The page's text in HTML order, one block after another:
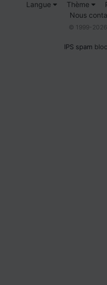
Langue Thème
Nous
© 1999-2026
IPS spam